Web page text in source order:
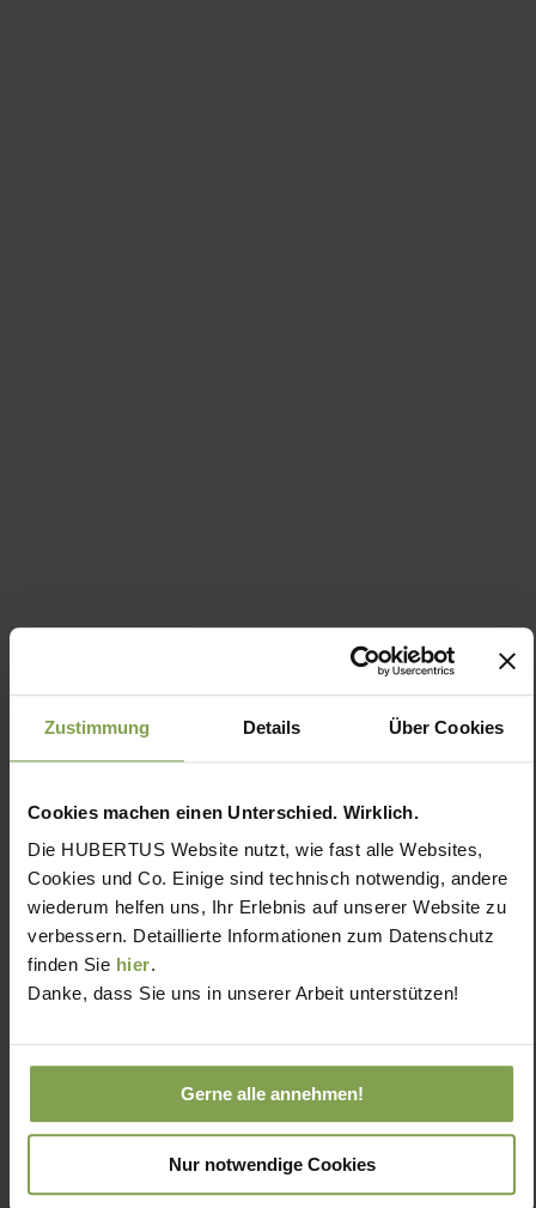
Zustimmung Details Über Cookies
Cookies machen einen Unterschied. Wirklich.
Die HUBERTUS Website nutzt, wie fast alle Websites,
Cookies und Co. Einige sind technisch notwendig, andere
wiederum helfen uns, Ihr Erlebnis auf unserer Website zu
verbessern. Detaillierte Informationen zum Datenschutz
finden Sie hier.
Danke, dass Sie uns in unserer Arbeit unterstützen!
Gerne alle annehmen!
Nur notwendige Cookies